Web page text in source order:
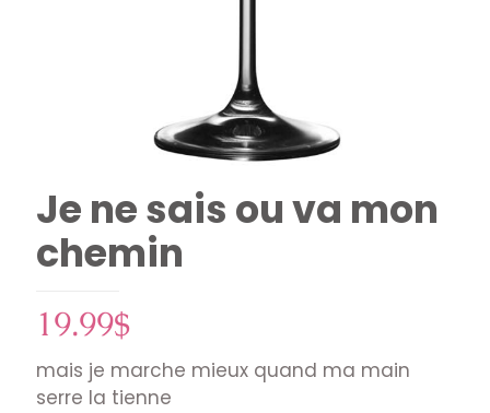
Je ne sais ou va mon
chemin
19.99$
mais je marche mieux quand ma main
serre la tienne